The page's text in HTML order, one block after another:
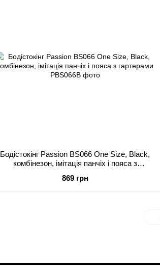
Бодістокінг Passion BS066 One Size, Black,
комбінезон, імітація панчіх і пояса з
869 грн